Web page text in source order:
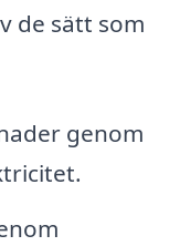
de sätt som
genom